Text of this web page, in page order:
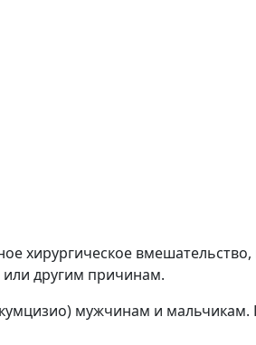
хирургическое
другим причинам.
мужчинам и мальчикам.